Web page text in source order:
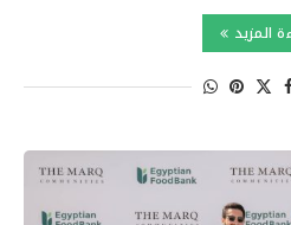
المزيد